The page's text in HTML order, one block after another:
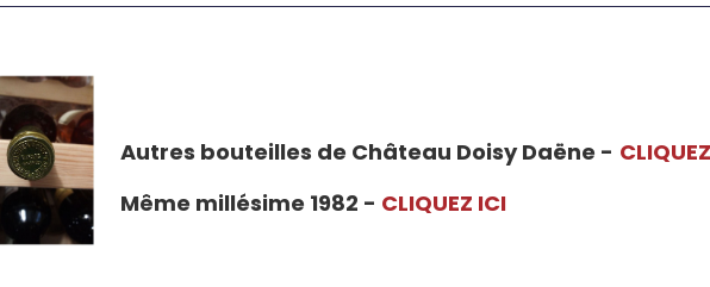
Autres bouteilles de Château Doisy Daëne -
Même millésime 1982 - CLIQUEZ ICI